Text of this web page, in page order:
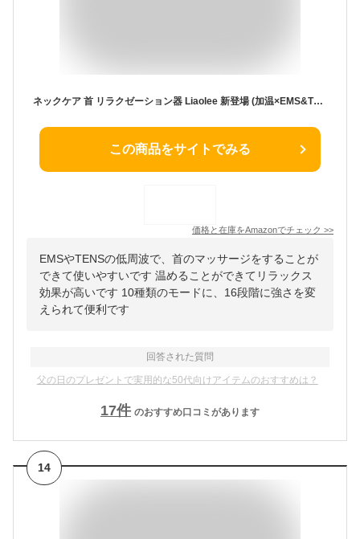
ネックケア 首 リラクゼーション器 Liaolee 新登場 (加温×EMS&TENSのW効果) 静音 軽量 首元リフレッシュ ネックリラックス ホットケア USB充電式 コードレス 10種類のモード 16段階の強度調整 液晶ディスプレイ 日本語音声ガイダンス 簡単操作 父の日 母の日 記念日 誕生日プレゼント お祝い 男女兼用 日本語説明書を同梱
この商品をサイトでみる
価格と在庫をAmazonでチェック >>
EMSやTENSの低周波で、首のマッサージをすることが
できて使いやすいです 温めることができてリラックス
効果が高いです 10種類のモードに、16段階に強さを変
えられて便利です
回答された質問
父の日のプレゼントで実用的な50代向けアイテムのおすすめは？
17件 のおすすめ口コミがあります
14